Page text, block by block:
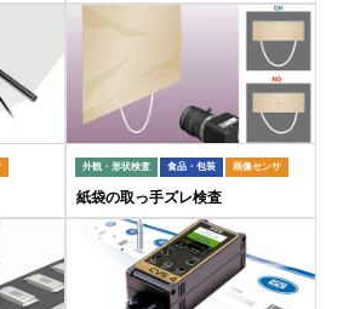
外観・形状検査 食品・包装 画像センサ
紙袋の取っ手ズレ検査